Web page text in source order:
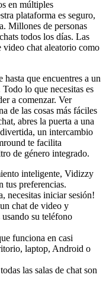
en múltiples
plataforma es seguro,
Millones de personas
todos los días. Las
video chat aleatorio como
que encuentres a un
lo que necesitas es
a comenzar. Ver
de las cosas más fáciles
abres la puerta a una
un intercambio
te facilita
de género integrado.
inteligente, Vidizzy
tus preferencias.
necesitas iniciar sesión!
chat de video y
su teléfono
funciona en casi
laptop, Android o
las salas de chat son